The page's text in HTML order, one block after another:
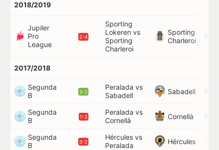
2018/2019
Jupiler
Pro
League
2-4
Sporting
Lokeren vs
Sporting
Charleroi
Sporting
Charleroi
88'
2017/2018
Segunda
B
3-2
Peralada vs
Sabadell
Sabadell 62'
Segunda
B
1-2
Peralada vs
Cornellà
Cornellà 85'
Segunda
B
3-2
Hércules vs
Peralada
Hércules 70'